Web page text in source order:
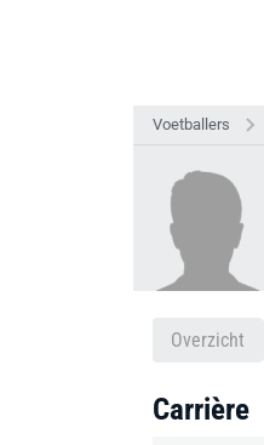
Voetballers
Overzicht
Carrière